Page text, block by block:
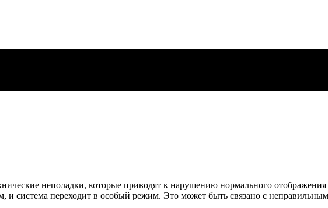
неполадки, которые приводят к нарушению нормального
и система переходит в особый режим. Это может быть связано с